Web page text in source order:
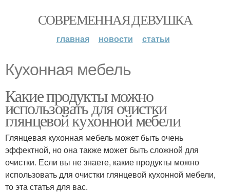
СОВРЕМЕННАЯ ДЕВУШКА
главная новости статьи
Кухонная мебель
Какие продукты можно
использовать для очистки
глянцевой кухонной мебели
Глянцевая кухонная мебель может быть очень
эффектной, но она также может быть сложной для
очистки. Если вы не знаете, какие продукты можно
использовать для очистки глянцевой кухонной мебели,
то эта статья для вас.